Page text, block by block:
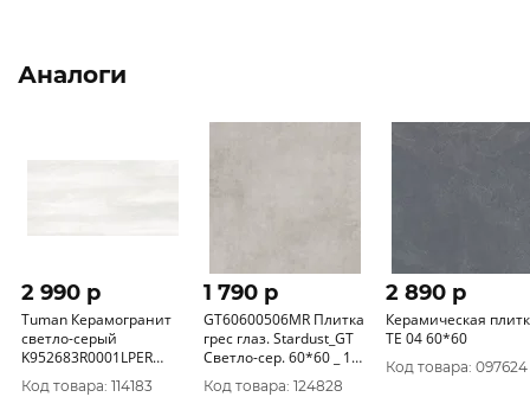
Аналоги
2 990 p
Tuman Керамогранит
светло-серый
K952683R0001LPER
60х120
Код товара: 114183
1 790 p
GT60600506MR Плитка
грес глаз. Stardust_GT
Светло-сер. 60*60 _ 1
\43, 2
Код товара: 124828
2 890 p
Керамическая
TE 04 60*60
Код товара: 097624